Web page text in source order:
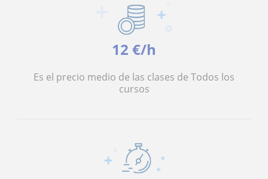
12 €/h
Es el precio medio de las clases de Todos los
cursos